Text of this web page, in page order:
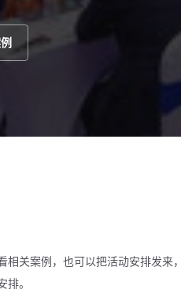
关案例，也可以把活动安排发来，
。